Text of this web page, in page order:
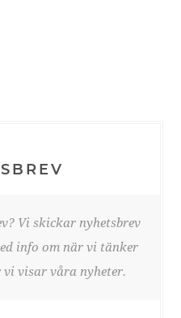
Vi skickar nyhetsbrev
info om när vi tänker
vi visar våra nyheter.